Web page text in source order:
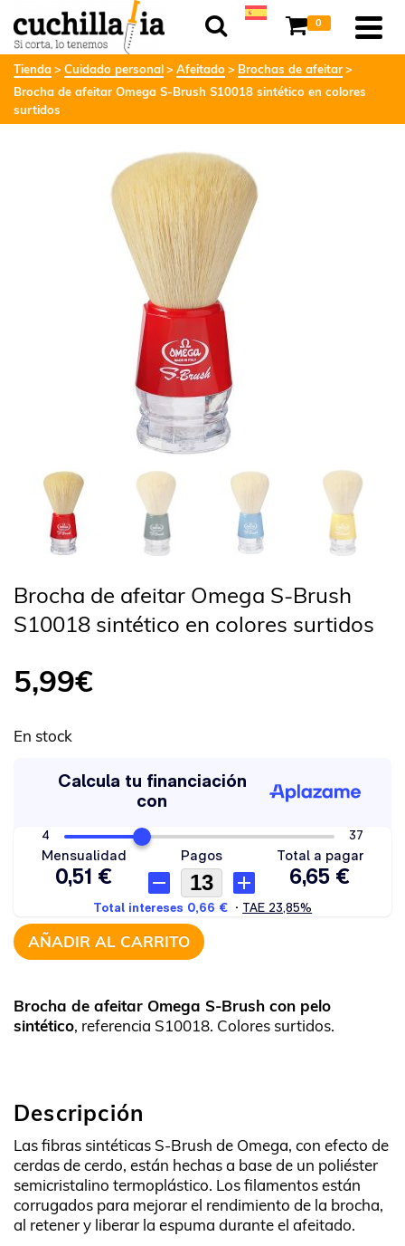
0
Tienda Cuidado personal Afeitado
Brochas de afeitar
Brocha de afeitar Omega S-Brush S10018 sintético en colores
surtidos
Brocha de afeitar Omega S-Brush
S10018 sintético en colores surtidos
5,99€
En stock
AÑADIR AL CARRITO
Brocha de afeitar Omega S-Brush con pelo
sintético, referencia S10018. Colores surtidos.
Descripción
Las fibras sintéticas S-Brush de Omega, con efecto de
cerdas de cerdo, están hechas a base de un poliéster
semicristalino termoplástico. Los filamentos están
corrugados para mejorar el rendimiento de la brocha,
al retener y liberar la espuma durante el afeitado.